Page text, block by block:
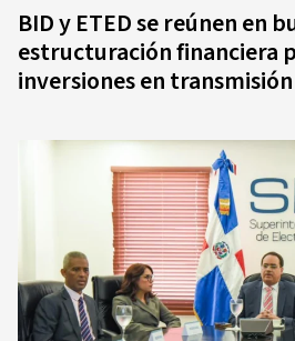
BID y ETED se reúnen en
estructuración financiera
inversiones en